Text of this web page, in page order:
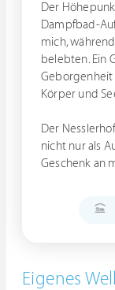
Der
Dampfbad-
mich,
belebten. Ein
Geborgenheit
Körper und
Der
nicht nur als
Geschenk an
Eigenes